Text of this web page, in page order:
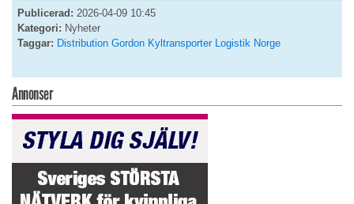
Publicerad: 2026-04-09 10:45
Kategori: Nyheter
Taggar: Distribution Gordon Kyltransporter Logistik Norge
Annonser